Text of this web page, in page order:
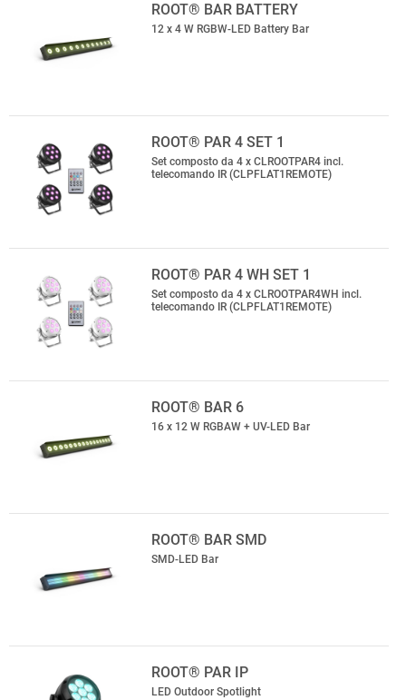
ROOT® BAR BATTERY
12 x 4 W RGBW-LED Battery Bar
ROOT® PAR 4 SET 1
Set composto da 4 x CLROOTPAR4 incl.
telecomando IR (CLPFLAT1REMOTE)
ROOT® PAR 4 WH SET 1
Set composto da 4 x CLROOTPAR4WH incl.
telecomando IR (CLPFLAT1REMOTE)
ROOT® BAR 6
16 x 12 W RGBAW + UV-LED Bar
ROOT® BAR SMD
SMD-LED Bar
ROOT® PAR IP
LED Outdoor Spotlight